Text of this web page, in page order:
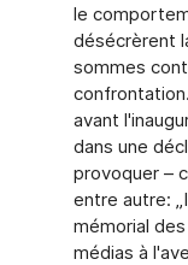
le
désécrèrent
sommes
avant
dans une
provoquer –
entre autre:
mémorial
médias à